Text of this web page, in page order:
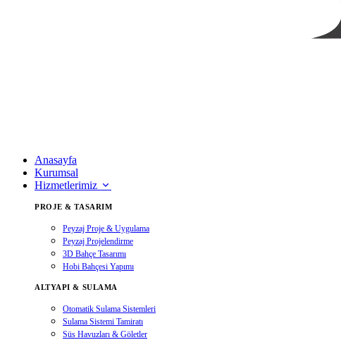
Anasayfa
Kurumsal
Hizmetlerimiz
PROJE & TASARIM
Peyzaj Proje & Uygulama
Peyzaj Projelendirme
3D Bahçe Tasarımı
Hobi Bahçesi Yapımı
ALTYAPI & SULAMA
Otomatik Sulama Sistemleri
Sulama Sistemi Tamiratı
Süs Havuzları & Göletler